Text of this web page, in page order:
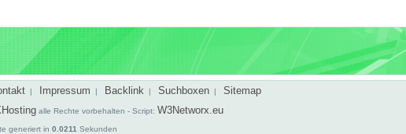
| Impressum | Backlink | Suchboxen | Sitemap
alle Rechte vorbehalten - Script: W3Networx.eu
generiert in 0.0211 Sekunden